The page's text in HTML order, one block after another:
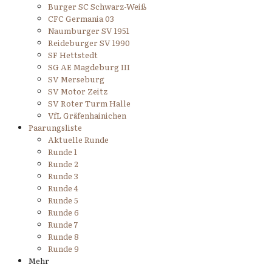
Burger SC Schwarz-Weiß
CFC Germania 03
Naumburger SV 1951
Reideburger SV 1990
SF Hettstedt
SG AE Magdeburg III
SV Merseburg
SV Motor Zeitz
SV Roter Turm Halle
VfL Gräfenhainichen
Paarungsliste
Aktuelle Runde
Runde 1
Runde 2
Runde 3
Runde 4
Runde 5
Runde 6
Runde 7
Runde 8
Runde 9
Mehr